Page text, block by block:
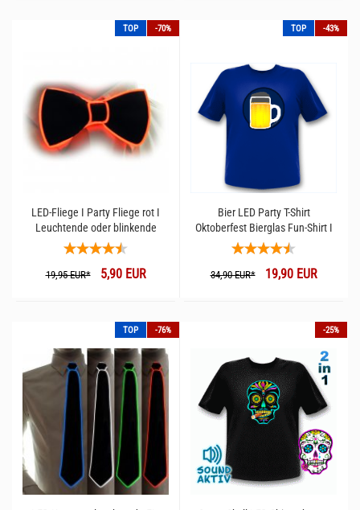
TOP -70%
LED-Fliege I Party Fliege rot I
Leuchtende oder blinkende
Fliege Herren & Damen
19,95 EUR*5,90 EUR
TOP -43%
Bier LED Party T-Shirt
Oktoberfest Bierglas Fun-Shirt I
Lustige Shirts für männer I
Witzig Spaß & Fun
34,90 EUR*19,90 EUR
TOP -76% -25%